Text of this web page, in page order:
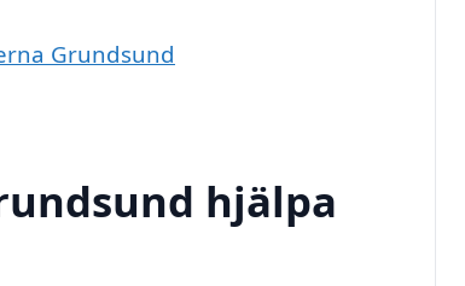
Grundsund
hjälpa